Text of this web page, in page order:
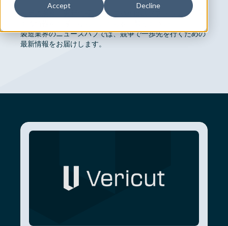
Accept Decline
最新の洞察、更新情報、そしてVericutソフトウェアに関
製造業界のニュースハブでは、競争で一歩先を行くための
最新情報をお届けします。